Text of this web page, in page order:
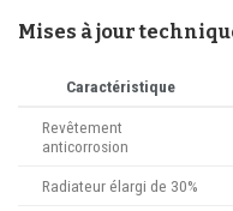
Mises à jour
Caractéristique
Revêtement
anticorrosion
Radiateur élargi de 30%